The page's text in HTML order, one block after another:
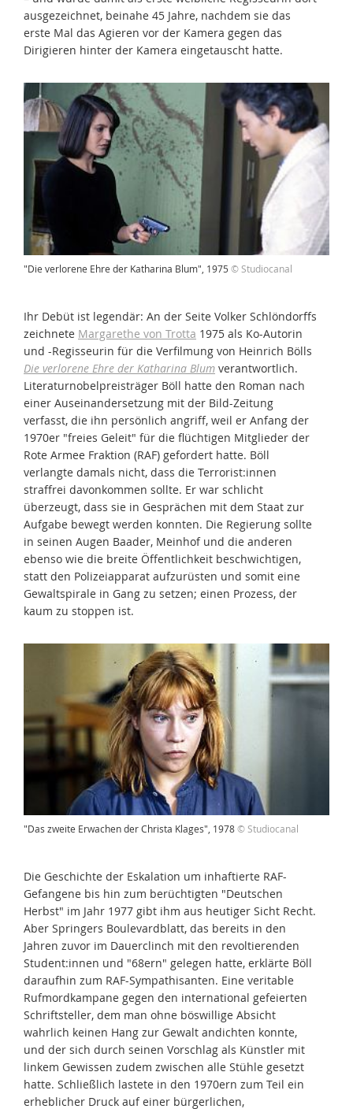
ausgezeichnet, beinahe 45 Jahre, nachdem sie das
erste Mal das Agieren vor der Kamera gegen das
Dirigieren hinter der Kamera eingetauscht hatte.
"Die verlorene Ehre der Katharina Blum", 1975 © Studiocanal
Ihr Debüt ist legendär: An der Seite Volker Schlöndorffs
zeichnete Margarethe von Trotta 1975 als Ko-Autorin
und -Regisseurin für die Verfilmung von Heinrich Bölls
Die verlorene Ehre der Katharina Blum verantwortlich.
Literaturnobelpreisträger Böll hatte den Roman nach
einer Auseinandersetzung mit der Bild-Zeitung
verfasst, die ihn persönlich angriff, weil er Anfang der
1970er "freies Geleit" für die flüchtigen Mitglieder der
Rote Armee Fraktion (RAF) gefordert hatte. Böll
verlangte damals nicht, dass die Terrorist:innen
straffrei davonkommen sollte. Er war schlicht
überzeugt, dass sie in Gesprächen mit dem Staat zur
Aufgabe bewegt werden konnten. Die Regierung sollte
in seinen Augen Baader, Meinhof und die anderen
ebenso wie die breite Öffentlichkeit beschwichtigen,
statt den Polizeiapparat aufzurüsten und somit eine
Gewaltspirale in Gang zu setzen; einen Prozess, der
kaum zu stoppen ist.
"Das zweite Erwachen der Christa Klages", 1978© Studiocanal
Die Geschichte der Eskalation um inhaftierte RAF-
Gefangene bis hin zum berüchtigten "Deutschen
Herbst" im Jahr 1977 gibt ihm aus heutiger Sicht Recht.
Aber Springers Boulevardblatt, das bereits in den
Jahren zuvor im Dauerclinch mit den revoltierenden
Student:innen und "68ern" gelegen hatte, erklärte Böll
daraufhin zum RAF-Sympathisanten. Eine veritable
Rufmordkampane gegen den international gefeierten
Schriftsteller, dem man ohne böswillige Absicht
wahrlich keinen Hang zur Gewalt andichten konnte,
und der sich durch seinen Vorschlag als Künstler mit
linkem Gewissen zudem zwischen alle Stühle gesetzt
hatte. Schließlich lastete in den 1970ern zum Teil ein
erheblicher Druck auf einer bürgerlichen,